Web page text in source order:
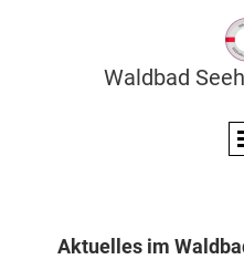
Waldbad
Aktuelles im